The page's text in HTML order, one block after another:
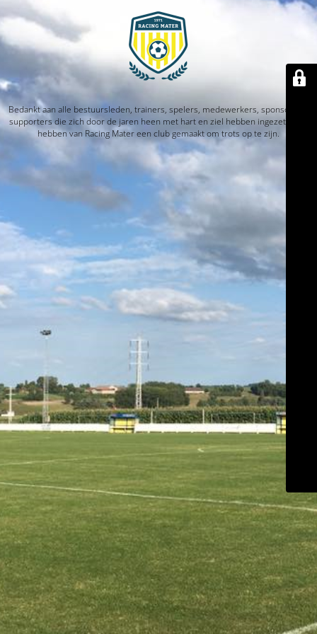
Bedankt aan alle bestuursleden, trainers, spelers, medewerkers, sponsors en
supporters die zich door de jaren heen met hart en ziel hebben ingezet. Jullie
hebben van Racing Mater een club gemaakt om trots op te zijn.